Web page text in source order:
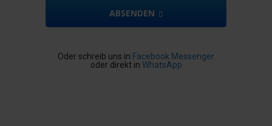
ABSENDEN
Oder schreib uns in Facebook Messenger
oder direkt in WhatsApp